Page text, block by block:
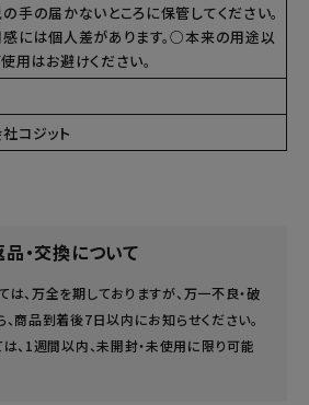
手の届かないところに保管してください。
には個人差があります。○本来の用途以
用はお避けください。
コジット
品・交換について
、万全を期しておりますが、万一不良・破
商品到着後7日以内にお知らせください。
、1週間以内、未開封・未使用に限り可能